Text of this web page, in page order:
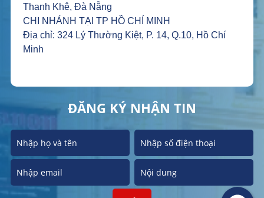
Thanh Khê, Đà Nẵng
CHI NHÁNH TẠI TP HỒ CHÍ MINH
Địa chỉ: 324 Lý Thường Kiệt, P. 14, Q.10, Hồ Chí
Minh
ĐĂNG KÝ NHẬN TIN